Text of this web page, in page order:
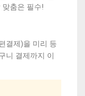
맞춤은 필수!
결제)을 미리 등
니 결제까지 이